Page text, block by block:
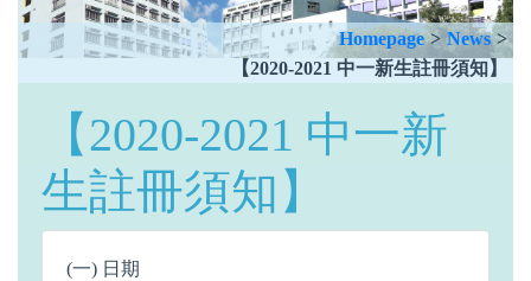
Homepage > News >
【2020-2021 中一新生註冊須知】
【2020-2021 中一新
生註冊須知】
(一) 日期